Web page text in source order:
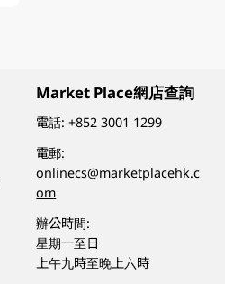
Market Place網店查詢
電話:+852 3001 1299
電郵:
onlinecs@marketplacehk.c
om
辦公時間:
星期一至日
上午九時至晚上六時